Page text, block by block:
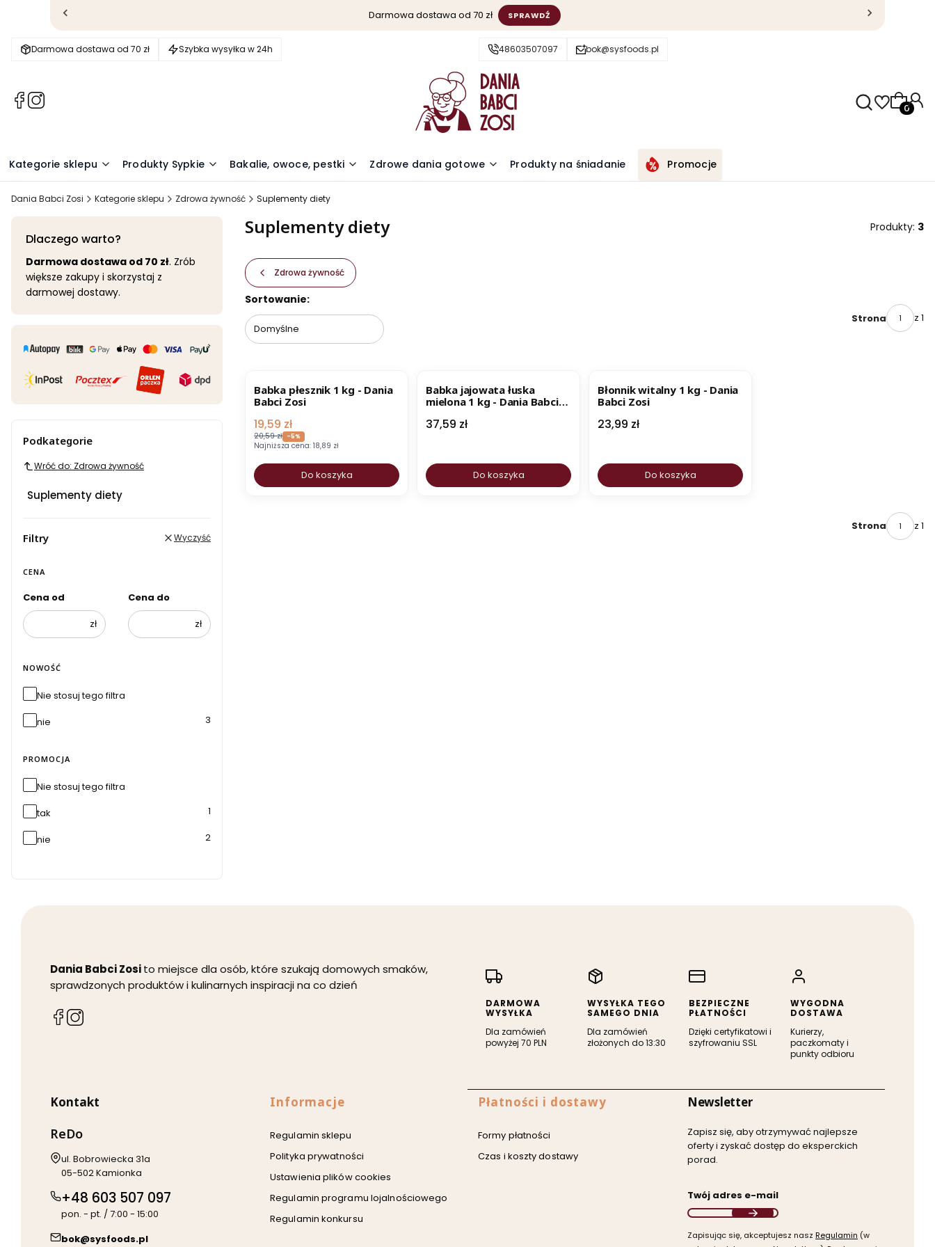
Darmowa dostawa od 70 zł SPRAWDŹ
Darmowa dostawa od 70 zł Szybka wysyłka w 24h 48603507097 bok@sysfoods.pl
(Otwiera
karcie)
(Otwiera
karcie)
Kategorie sklepu Produkty Sypkie Bakalie, owoce, pestki Zdrowe dania gotowe Produkty na śniadanie Promocje
Dania Babci Zosi Kategorie sklepu Zdrowa żywność Suplementy diety
Dlaczego warto?
Darmowa dostawa od 70 zł. Zrób
większe zakupy i skorzystaj z
darmowej dostawy.
Podkategorie
Wróć do: Zdrowa żywność
Suplementy diety
Filtry Wyczyść
CENA
Cena od
zł
Cena do
zł
NOWOŚĆ
Nie stosuj tego filtra
nie
3
PROMOCJA
Nie stosuj tego filtra
tak
1
nie 2
Suplementy diety Produkty: 3
Zdrowa żywność
Lista produktów
Sortowanie:
Domyślne
Strona z 1
Babka płesznik 1 kg - Dania
Babci Zosi
Cena promocyjna
19,59 zł
20,59 zł -5%
Najniższa cena: 18,89 zł
Do koszyka
Babka jajowata łuska
mielona 1 kg - Dania Babci
Cena
37,59 zł
Do koszyka
Błonnik witalny 1 kg - Dania
Babci Zosi
Cena
23,99 zł
Do koszyka
Strona z 1
Dania Babci Zosito miejsce dla osób, które szukają domowych smaków,
sprawdzonych produktów i kulinarnych inspiracji na co dzień
(Otwiera
(Otwiera
DARMOWA
WYSYŁKA
Dla zamówień
powyżej 70 PLN
WYSYŁKA TEGO
SAMEGO DNIA
Dla zamówień
złożonych do 13:30
BEZPIECZNE
PŁATNOŚCI
Dzięki certyfikatowi i
szyfrowaniu SSL
WYGODNA
DOSTAWA
Kurierzy,
paczkomaty i
punkty odbioru
Kontakt
ReDo
Adres:
ul. Bobrowiecka 31a
05-502 Kamionka
+48 603 507 097
pon. - pt. / 7:00 - 15:00
bok@sysfoods.pl
Linki w stopce
Informacje
Regulamin sklepu
Polityka prywatności
Ustawienia plików cookies
Regulamin programu lojalnościowego
Regulamin konkursu
Płatności i dostawy
Formy płatności
Czas i koszty dostawy
Newsletter
Zapisz się, aby otrzymywać najlepsze
oferty i zyskać dostęp do eksperckich
porad.
Twój adres e-mail
Zapisując się, akceptujesz nasz ​ Regulamin ​​​ (w